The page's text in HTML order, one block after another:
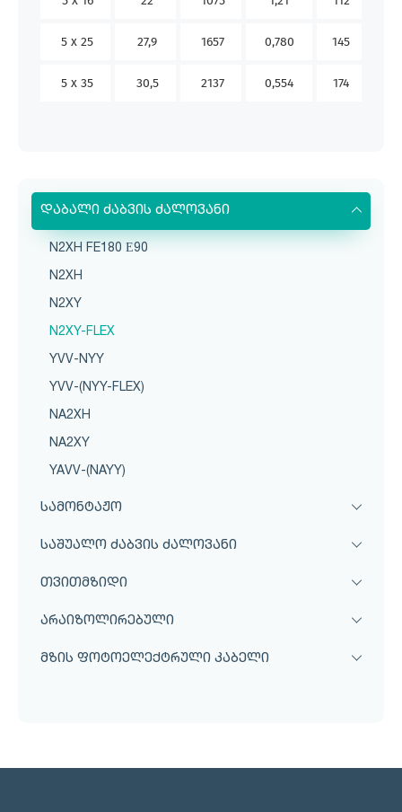
დაბალი ძაბვის ძალოვანი
N2XH FE180 Е90
N2XH
N2XY
N2XY-FLEX
YVV-NYY
YVV-(NYY-FLEX)
NA2XH
NA2XY
YAVV-(NAYY)
სამონტაჟო
საშუალო ძაბვის ძალოვანი
თვითმზიდი
არაიზოლირებული
მზის ფოტოელექტრული კაბელი
5 x 25 27,9 1657 0,780 145
5 x 35 30,5 2137 0,554 174